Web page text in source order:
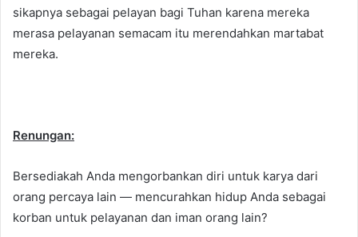
sikapnya sebagai pelayan bagi Tuhan karena mereka
merasa pelayanan semacam itu merendahkan martabat
mereka.
Renungan:
Bersediakah Anda mengorbankan diri untuk karya dari
orang percaya lain — mencurahkan hidup Anda sebagai
korban untuk pelayanan dan iman orang lain?